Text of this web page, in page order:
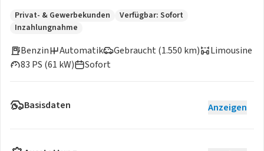
Privat- & Gewerbekunden
Verfügbar: Sofort
Inzahlungnahme
Benzin
Gebraucht (1.550 km)
83 PS (61 kW)
Automatik
Limousine
Sofort
Basisdaten Anzeigen